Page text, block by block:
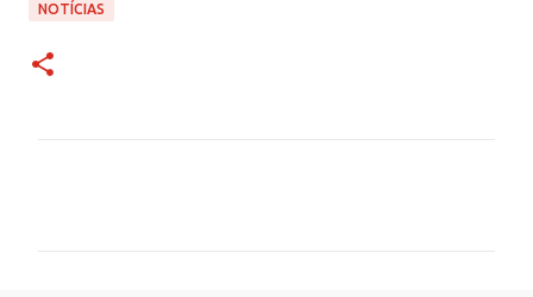
NOTÍCIAS